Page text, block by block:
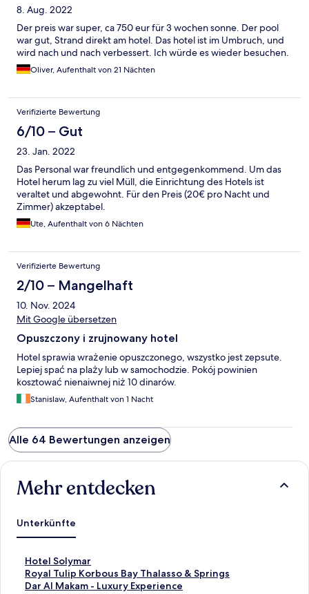
8. Aug. 2022
Der preis war super, ca 750 eur für 3 wochen sonne. Der pool
war gut, Strand direkt am hotel. Das hotel ist im Umbruch, und
wird nach und nach verbessert. Ich würde es wieder besuchen.
Oliver, Aufenthalt von 21 Nächten
Verifizierte Bewertung
6/10 – Gut
23. Jan. 2022
Das Personal war freundlich und entgegenkommend. Um das
Hotel herum lag zu viel Müll, die Einrichtung des Hotels ist
veraltet und abgewohnt. Für den Preis (20€ pro Nacht und
Zimmer) akzeptabel.
Ute, Aufenthalt von 6 Nächten
Verifizierte Bewertung
2/10 – Mangelhaft
10. Nov. 2024
Mit Google übersetzen
Opuszczony i zrujnowany hotel
Hotel sprawia wrażenie opuszczonego, wszystko jest zepsute.
Lepiej spać na plaży lub w samochodzie. Pokój powinien
kosztować nienaiwnej niż 10 dinarów.
Stanislaw, Aufenthalt von 1 Nacht
Alle 64 Bewertungen anzeigen
Mehr entdecken
Unterkünfte
Hotel Solymar
L
i
n
Royal Tulip Korbous Bay Thalasso & Springs
L
iDar Al Makam - Luxury Experience
L